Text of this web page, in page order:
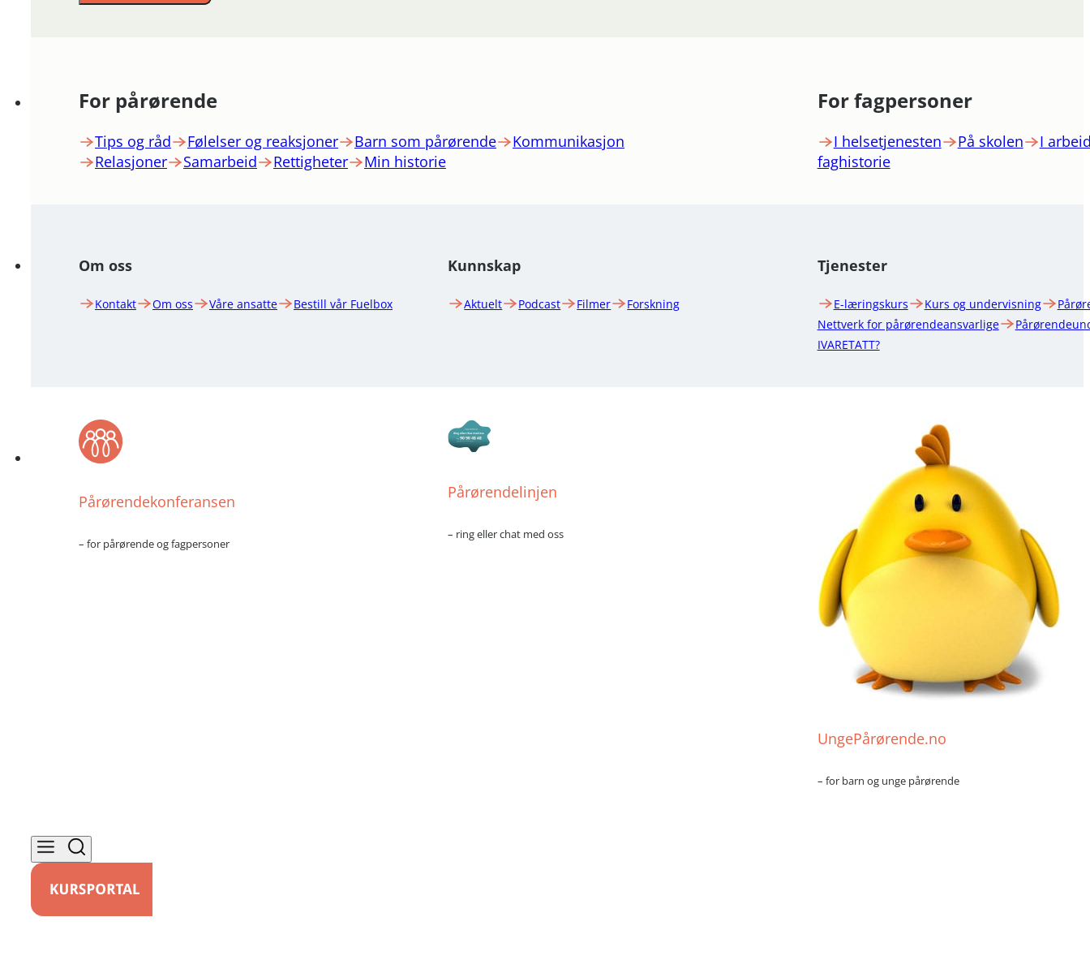
For pårørende
Tips og råd Følelser og reaksjoner Barn som pårørende
Kommunikasjon
Relasjoner
Samarbeid Rettigheter Min historie
For fagpersoner
I helsetjenesten På skolen
I
faghistorie
Om oss
Kontakt Om oss Våre ansatte Bestill vår Fuelbox
Kunnskap
Aktuelt Podcast Filmer Forskning
Tjenester
E-læringskurs Kurs og undervisning
Nettverk for pårørendeansvarlige
IVARETATT?
Pårørendekonferansen
– for pårørende og fagpersoner
Pårørendelinjen
– ring eller chat med oss
UngePårørende.no
– for barn og unge pårørende